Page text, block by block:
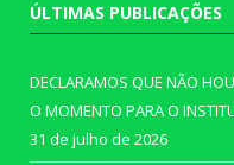
ÚLTIMAS PUBLICAÇÕES
DECLARAMOS QUE NÃO
O MOMENTO PARA O
31 de julho de 2026